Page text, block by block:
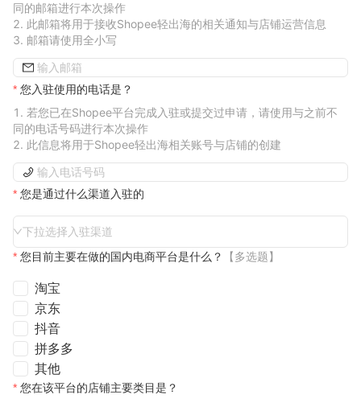
同的邮箱进行本次操作
此邮箱将用于接收Shopee轻出海的相关通知与店铺运营信息
邮箱请使用全小写
您入驻使用的电话是？
若您已在Shopee平台完成入驻或提交过申请，请使用与之前不
同的电话号码进行本次操作
此信息将用于Shopee轻出海相关账号与店铺的创建
您是通过什么渠道入驻的
下拉选择入驻渠道
您目前主要在做的国内电商平台是什么？
【多选题】
淘宝
京东
抖音
拼多多
其他
您在该平台的店铺主要类目是？